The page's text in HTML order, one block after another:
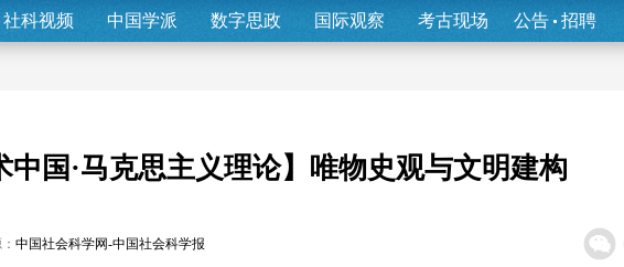
社科视频 中国学派 数字思政 国际观察 考古现场 公告 招聘
中国·马克思主义理论】唯物史观与文明建构
中国社会科学网-中国社会科学报